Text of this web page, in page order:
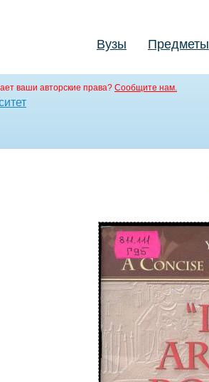
Вузы Предметы
ваши авторские права? Сообщите нам.